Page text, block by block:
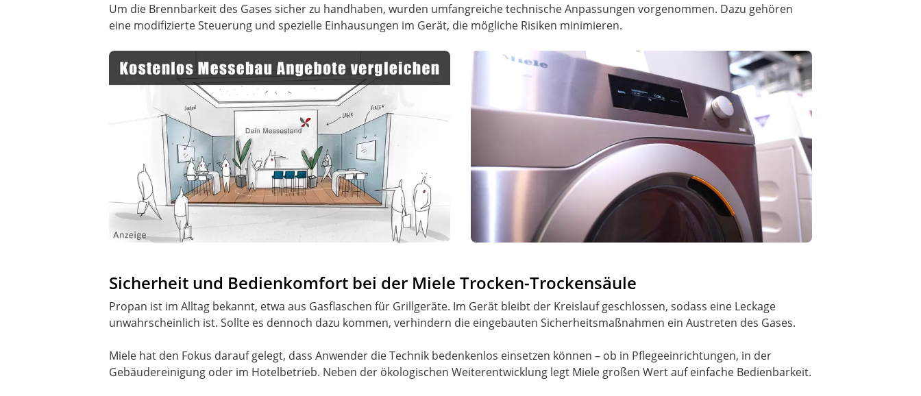
Um die Brennbarkeit des Gases sicher zu handhaben, wurden umfangreiche technische Anpassungen vorgenommen. Dazu gehören
eine modifizierte Steuerung und spezielle Einhausungen im Gerät, die mögliche Risiken minimieren.
Sicherheit und Bedienkomfort bei der Miele Trocken-Trockensäule
Propan ist im Alltag bekannt, etwa aus Gasflaschen für Grillgeräte. Im Gerät bleibt der Kreislauf geschlossen, sodass eine Leckage
unwahrscheinlich ist. Sollte es dennoch dazu kommen, verhindern die eingebauten Sicherheitsmaßnahmen ein Austreten des Gases.
Miele hat den Fokus darauf gelegt, dass Anwender die Technik bedenkenlos einsetzen können – ob in Pflegeeinrichtungen, in der
Gebäudereinigung oder im Hotelbetrieb. Neben der ökologischen Weiterentwicklung legt Miele großen Wert auf einfache Bedienbarkeit.